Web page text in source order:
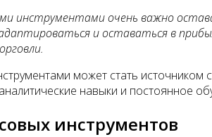
инструментами очень важно
и оставаться в
может стать
навыки и постоянное
инструментов